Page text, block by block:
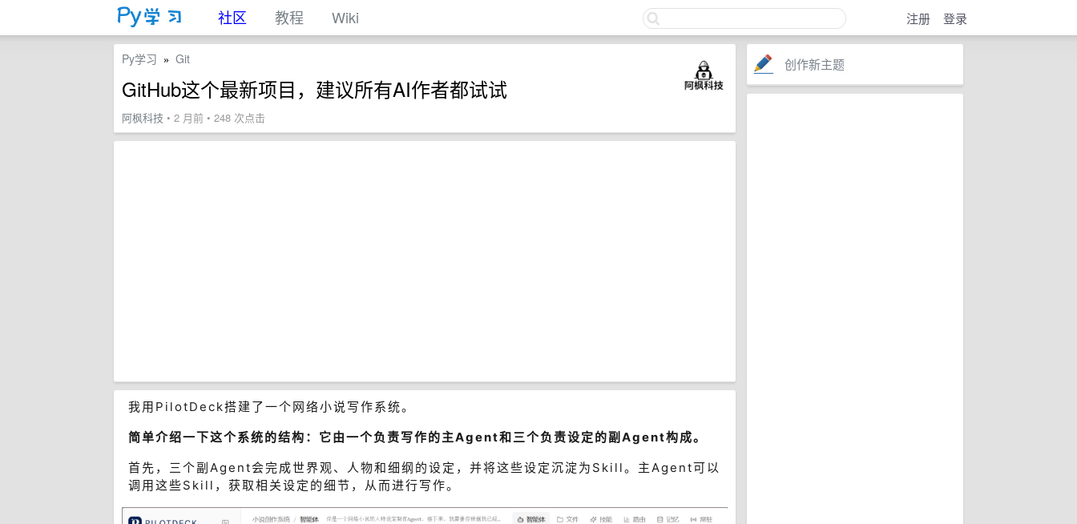
社区 教程 Wiki 注册 登录
创作新主题
Py学习 » Git
GitHub这个最新项目，建议所有AI作者都试试
阿枫科技 • 2 月前 • 248 次点击
我用PilotDeck搭建了一个网络小说写作系统。
简单介绍一下这个系统的结构：它由一个负责写作的主Agent和三个负责设定的副Agent构成。
首先，三个副Agent会完成世界观、人物和细纲的设定，并将这些设定沉淀为Skill。主Agent可以
调用这些Skill，获取相关设定的细节，从而进行写作。